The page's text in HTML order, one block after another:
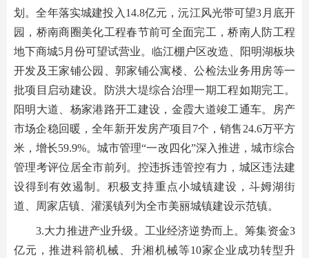
划。全年落实城建投入14.8亿元，沅江风光带可望3月底开
园，桥南商圈美化工程春节前可全面完工，桥南人防工程
地下商城5月份可望试营业。临江棚户区改造、阳明湖板块
开发及王家铺公园、郭家铺公寓楼、公检法业务用房等一
批项目启动建设。防洪大堤综合治理一期工程如期完工。
阳明大道、杨家港路开工建设，金霞大道竣工通车。房产
市场企稳回暖，全年新开发房产项目7个，销售24.6万平方
米，增长59.9%。城市管理“一改四化”深入推进，城市综合
管理考评位居全市前列。控违拆违管控有力，城区违法建
设得到有效遏制。积极支持重点小城镇建设，斗姆湖街
道、周家店镇、灌溪镇列为全市美丽城镇建设示范镇。
3.大力推进产业升级。工业经济逆势而上。筹集资金3
亿元，推进科箭机械、升湘机械等10家企业成功转型升